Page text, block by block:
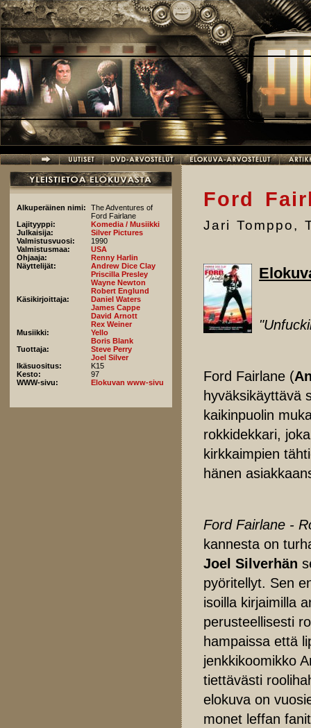
Hyppää pääsisältöön
Alkuperäinen nimi:
The Adventures of
Ford Fairlane
Lajityyppi:
Komedia / Musiikki
Julkaisija:
Silver Pictures
Valmistusvuosi:
1990
Valmistusmaa:
USA
Ohjaaja:
Renny Harlin
Näyttelijät:
Andrew Dice Clay
Priscilla Presley
Wayne Newton
Robert Englund
Käsikirjoittaja:
Daniel Waters
James Cappe
David Arnott
Rex Weiner
Musiikki:
Yello
Boris Blank
Tuottaja:
Steve Perry
Joel Silver
Ikäsuositus:
K15
Kesto:
97
WWW-sivu:
Elokuvan www-sivu
Ford
Jari Tomppo,
Ford Fairlane (
hyväksikäyttävä
kaikinpuolin
rokkidekkari,
kirkkaimpien
hänen
Ford Fairlane -
kannesta on
Joel Silverhän
pyöritellyt. Sen
isoilla kirjaimilla
perusteellisesti
hampaissa että
jenkkikoomikko
tiettävästi
elokuva on
monet leffan